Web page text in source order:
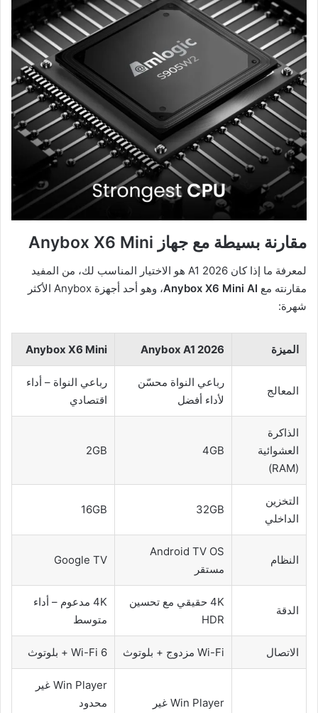
مقارنة بسيطة مع جهاز Anybox X6 Mini
لمعرفة ما إذا كان A1 2026 هو الاختيار المناسب لك، من المفيد
مقارنته مع Anybox X6 Mini AI
، وهو أحد أجهزة Anybox الأكثر
شهرة:
الميزة Anybox A1 2026
Anybox X6 Mini
المعالج
رباعي النواة محسّن
لأداء أفضل
رباعي النواة – أداء
اقتصادي
الذاكرة
العشوائية
(RAM)
4GB
2GB
التخزين
الداخلي
32GB
16GB
النظام
Android TV OS
مستقر
Google TV
الدقة
4K حقيقي مع تحسين
HDR
4K مدعوم – أداء
متوسط
الاتصال Wi-Fi مزدوج + بلوتوث Wi-Fi 6 + بلوتوث
Win Player غير
Win Player غير
محدود